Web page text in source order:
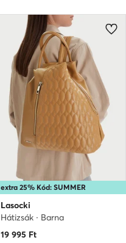
extra 25% Kód: SUMMER
Lasocki
Hátizsák · Barna
19 995 Ft